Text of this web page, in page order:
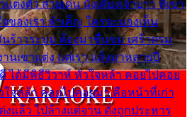
ต่งตัว สวยเด่น นั่งเคียงเจ้าบ่าว ที่เขา
จของเรา ลำเค็ญ ใครจะมองเห็น
นร้าวระบม ต้องมาขื่นขม เศร้าตรม
นเขาแต่ง แต่เรา แล้งมาหลายปี
ได้มีพิธีวิวาห์ หัวใจหล้า คอยไปคอย
จหล้า คอยไปคอยมา คือหน้าที่เก่า
งแล้ว ไปล้างแต่จาน ดั่งถูกประหาร